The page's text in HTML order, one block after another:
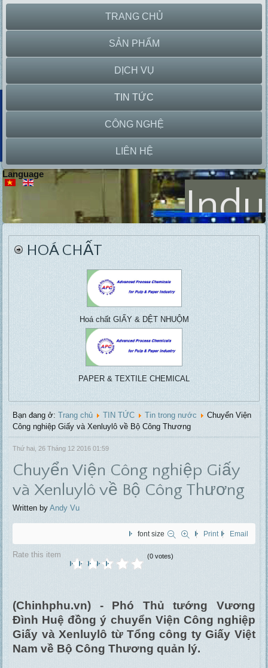
TRANG CHỦ
SẢN PHẨM
DỊCH VỤ
TIN TỨC
CÔNG NGHỆ
LIÊN HỆ
Language
HOÁ CHẤT
Hoá chất GIẤY & DỆT NHUỘM
PAPER & TEXTILE CHEMICAL
Bạn đang ở:Trang chủ TIN TỨC Tin trong nước
Chuyển Viện
Công nghiệp Giấy và Xenluylô về Bộ Công Thương
Thứ hai, 26 Tháng 12 2016 01:59
Chuyển Viện Công nghiệp Giấy
và Xenluylô về Bộ Công Thương
Written byAndy Vu
font size Print Email
Rate this item (0 votes)
(Chinhphu.vn) - Phó Thủ tướng Vương
Đình Huệ đồng ý chuyển Viện Công nghiệp
Giấy và Xenluylô từ Tổng công ty Giấy Việt
Nam về Bộ Công Thương quản lý.